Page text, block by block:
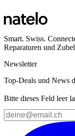
Smart. Swiss.
Reparaturen und
Newsletter
Top-Deals und News
Bitte dieses Feld leer